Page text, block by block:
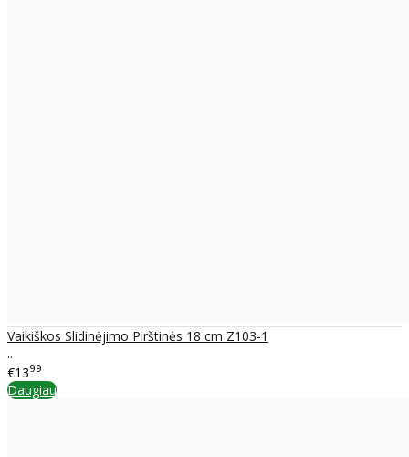
Vaikiškos Slidinėjimo Pirštinės 18 cm Z103-1
..
€1399
Daugiau